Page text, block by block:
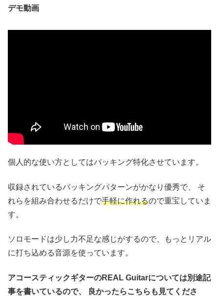
デモ動画
個人的な使い方としてはバッキング特化させています。
収録されているバッキングパターンがかなり優秀で、 そ
れらを組み合わせるだけで手軽に作れるので重宝していま
す。
ソロモードは少し力不足な感じがするので、もっとリアル
に打ち込める音源を使っています。
アコースティックギターのREAL Guitarについては別途記
事を書いているので、 良かったらこちらも見てくださ